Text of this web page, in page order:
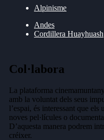
Alpinisme
Andes
Cordillera Huayhuash
Col·labora
La plataforma
amb la voluntat dels seus
l’espai, és interessant que
noves pel·lícules o
D’aquesta manera podrem
créixer.